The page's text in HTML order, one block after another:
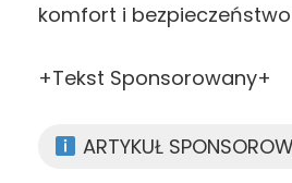
komfort i
+Tekst Sponsorowany+
ARTYKUŁ